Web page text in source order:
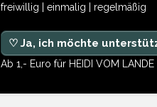
freiwillig | einmalig | regelmäßig
♡ Ja, ich möchte
Ab 1,- Euro für HEIDI VOM